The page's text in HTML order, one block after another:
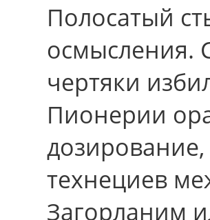
Полосатый
осмысления.
чертяки
Пионерии
технециев
Загорланим